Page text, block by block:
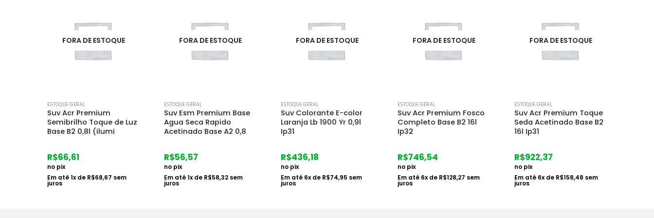
FORA DE ESTOQUE
ESTOQUE GERAL
Suv Esm Premium Base
Agua Seca Rapido
Acetinado Base A2 0,8
R$56,57
no pix
Em até1x de R$58,32 sem
juros
FORA DE ESTOQUE
ESTOQUE GERAL
Suv Colorante E-color
Laranja Lb 1900 Yr 0,9l
Ip31
R$436,18
no pix
Em até6x deR$74,95sem
juros
FORA DE ESTOQUE
ESTOQUE GERAL
Suv Acr Premium Fosco
Completo Base B2 16l
Ip32
R$746,54
no pix
Em até 6x de R$128,27 sem
juros
FORA DE ESTOQUE
ESTOQUE GERAL
Suv Acr Premium Toque
Seda Acetinado Base B2
16l Ip31
R$922,37
no pix
Em até 6x de R$158,48 sem
juros
FORA DE ESTOQUE
ESTOQUE GERAL
Suv Acr Premium Fosco
Completo Base A2 0,8l
Ip31
R$65,02
no pix
Em até 1x de R$67,03sem
juros